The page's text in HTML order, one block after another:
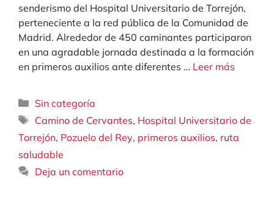
senderismo del Hospital Universitario de Torrejón,
perteneciente a la red pública de la Comunidad de
Madrid. Alrededor de 450 caminantes participaron
en una agradable jornada destinada a la formación
en primeros auxilios ante diferentes … Leer más
Categorías
Sin categoría
Etiquetas
Camino de Cervantes, Hospital Universitario de
Torrejón, Pozuelo del Rey, primeros auxilios, ruta
saludable
Deja un comentario